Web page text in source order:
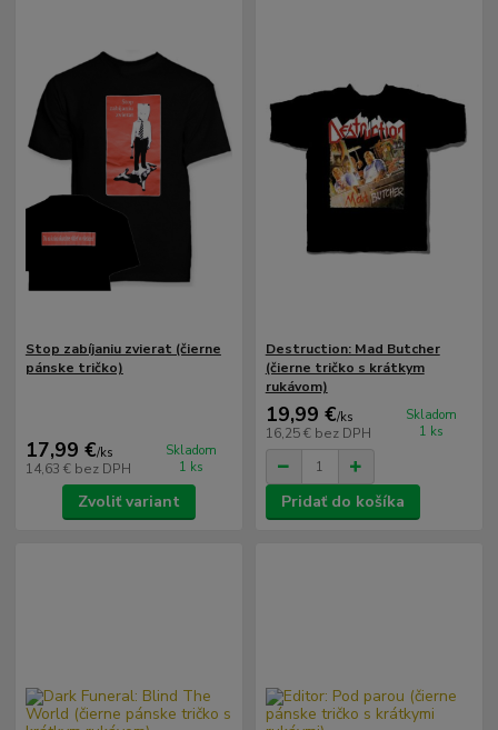
Stop zabíjaniu zvierat (čierne
pánske tričko)
17,99 €/ks
14,63 € bez DPH
Skladom
1 ks
Zvoliť variant
Destruction: Mad Butcher
(čierne tričko s krátkym
rukávom)
19,99 €/ks
16,25 € bez DPH
Skladom
1 ks
Pridať do košíka